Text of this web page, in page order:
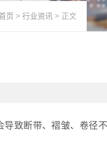
页 > 行业资讯 > 正文
致断带、褶皱、卷径